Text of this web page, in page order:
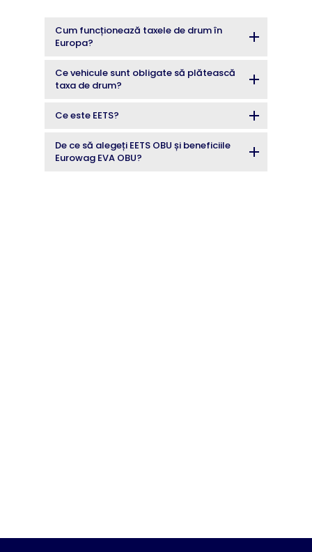
Cum funcționează taxele de drum în
Europa?
Ce vehicule sunt obligate să plătească
taxa de drum?
Ce este EETS?
De ce să alegeți EETS OBU și beneficiile
Eurowag EVA OBU?